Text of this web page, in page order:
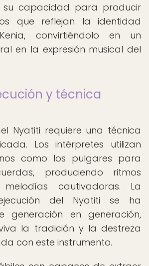
su capacidad para producir
que reflejan la identidad
convirtiéndolo en un
en la expresión musical del
y técnica
Nyatiti requiere una técnica
Los intérpretes utilizan
como los pulgares para
produciendo ritmos
cautivadoras. La
del Nyatiti se ha
generación en generación,
la tradición y la destreza
con este instrumento.